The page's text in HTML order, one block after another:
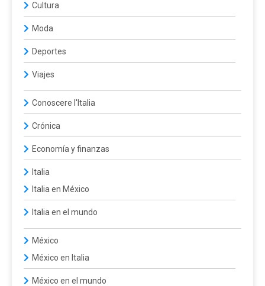
Cultura
Moda
Deportes
Viajes
Conoscere l'Italia
Crónica
Economía y finanzas
Italia
Italia en México
Italia en el mundo
México
México en Italia
México en el mundo